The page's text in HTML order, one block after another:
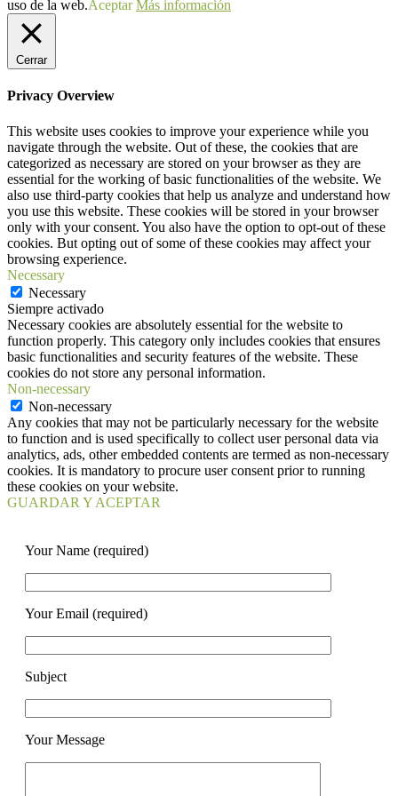
uso de la web.Aceptar Más información
Cerrar
Privacy Overview
This website uses cookies to improve your experience while you
navigate through the website. Out of these, the cookies that are
categorized as necessary are stored on your browser as they are
essential for the working of basic functionalities of the website. We
also use third-party cookies that help us analyze and understand how
you use this website. These cookies will be stored in your browser
only with your consent. You also have the option to opt-out of these
cookies. But opting out of some of these cookies may affect your
browsing experience.
Necessary
Necessary
Siempre activado
Necessary cookies are absolutely essential for the website to
function properly. This category only includes cookies that ensures
basic functionalities and security features of the website. These
cookies do not store any personal information.
Non-necessary
Non-necessary
Any cookies that may not be particularly necessary for the website
to function and is used specifically to collect user personal data via
analytics, ads, other embedded contents are termed as non-necessary
cookies. It is mandatory to procure user consent prior to running
these cookies on your website.
GUARDAR Y ACEPTAR
Your Name (required)
Your Email (required)
Subject
Your Message